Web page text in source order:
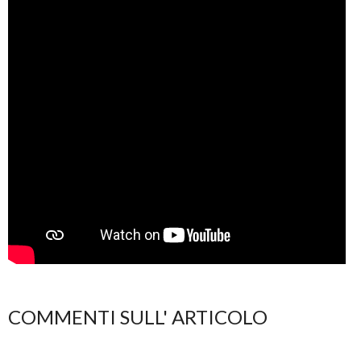
COMMENTI SULL' ARTICOLO